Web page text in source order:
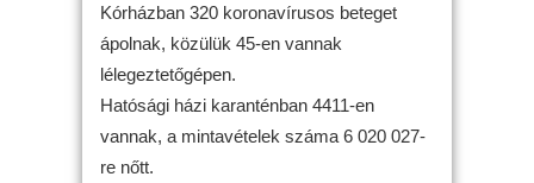
Kórházban 320 koronavírusos beteget
ápolnak, közülük 45-en vannak
lélegeztetőgépen.
Hatósági házi karanténban 4411-en
vannak, a mintavételek száma 6 020 027-
re nőtt.